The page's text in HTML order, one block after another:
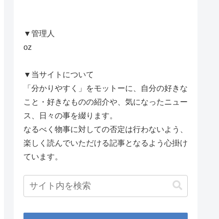
▼管理人
oz
▼当サイトについて
「分かりやすく」をモットーに、自分の好きな
こと・好きなものの紹介や、気になったニュー
ス、日々の事を綴ります。
なるべく物事に対しての否定は行わないよう、
楽しく読んでいただける記事となるよう心掛け
ています。